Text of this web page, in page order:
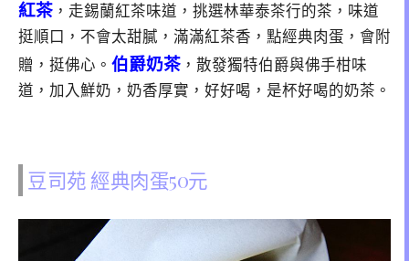
紅茶 ，走錫蘭紅茶味道，挑選林華泰茶行的茶，味道
挺順口，不會太甜膩，滿滿紅茶香，點經典肉蛋，會附
贈，挺佛心。 伯爵奶茶 ，散發獨特伯爵與佛手柑味
道，加入鮮奶，奶香厚實，好好喝，是杯好喝的奶茶。
豆司苑 經典肉蛋50元